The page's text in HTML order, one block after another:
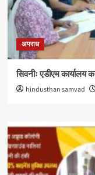
अपराध
सिवनीः एडीएम कार्यालय
hindusthan samvad